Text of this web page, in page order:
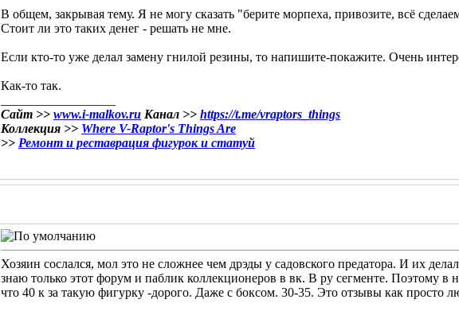
В общем, закрывая тему. Я не могу сказать "берите морпеха, привозите, всё
Стоит ли это таких денег - решать не мне.
Если кто-то уже делал замену гнилой резины, то напишите-покажите. Очень
Как-то так.
Сайт >> www.i-malkov.ru Канал >> https://t.me/vraptors_things
Коллекция >> Where V-Raptor's Things Are
>> Ремонт и реставрация фигурок и статуй
Хозяин сослался, мол это не сложнее чем дрэды у садовского предатора. И их
знаю только этот форум и паблик коллекционеров в вк. В ру сегменте. Поэтому в
что 40 к за такую фигурку -дорого. Даже с боксом. 30-35. Это отзывы как просто